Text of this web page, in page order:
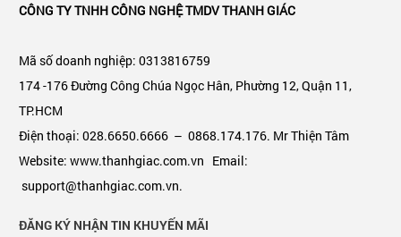
CÔNG TY TNHH CÔNG NGHỆ TMDV THANH GIÁC
Mã số doanh nghiệp: 0313816759
174 -176 Đường Công Chúa Ngọc Hân, Phường 12, Quận 11,
TP.HCM
Điện thoại: 028.6650.6666 – 0868.174.176. Mr Thiện Tâm
Website: www.thanhgiac.com.vn Email:
support@thanhgiac.com.vn.
ĐĂNG KÝ NHẬN TIN KHUYẾN MÃI